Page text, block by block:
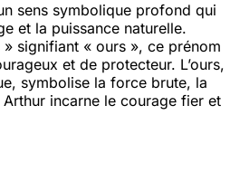
sens symbolique profond qui
et la puissance naturelle.
signifiant « ours », ce prénom
et de protecteur. L’ours,
symbolise la force brute, la
incarne le courage fier et